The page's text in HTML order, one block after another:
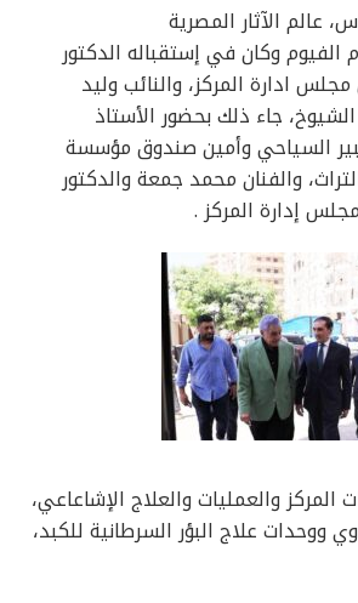
عالم الآثار المصرية
الفيوم وكان في إستقباله الدكتور
ادارة المركز، والنائب وليد
جاء ذلك بحضور الأستاذ
السياحي وأمين صندوق مؤسسة
والفنان محمد جمعة والدكتور
إدارة المركز .
والعمليات والعلاج الإشاعاعي،
ووحدات علاج البؤر السرطانية للكبد،